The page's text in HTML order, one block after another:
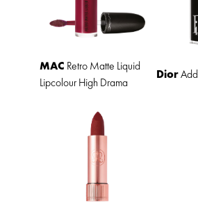
MAC Retro Matte Liquid
Lipcolour High Drama
DiorAdd